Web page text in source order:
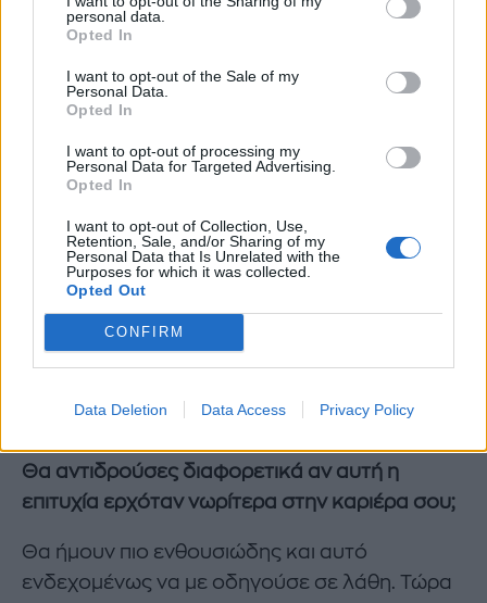
personal data.
Opted In
I want to opt-out of the Sale of my
Personal Data.
Opted In
I want to opt-out of processing my
Personal Data for Targeted Advertising.
Opted In
I want to opt-out of Collection, Use,
Retention, Sale, and/or Sharing of my
Personal Data that Is Unrelated with the
Purposes for which it was collected.
Opted Out
CONFIRM
Data Deletion Data Access Privacy Policy
Με τον οποίο γίνατε εξαιρετικοί TikTokers.
Είναι λιγοστά τα video που ανεβάσαμε, γιατί
υπήρξαν και πολλά άλλα από αυτά που
κάναμε στα παρασκήνια που δεν προλάβαμε
να τα γυρίσουμε. Ο Λαέρτης ήταν εξαιρετικός
καθένα τους πήρα και κάτι σημαντικό. Ήταν
μία πολύ ωραία επαγγελματική συγκυρία αυτή
η σειρά, γιατί συνέβη σε μία χρονική στιγμή
στα 35 μου χρόνια που και εγώ αισθανόμουν
Θα αντιδρούσες διαφορετικά αν αυτή η
επιτυχία ερχόταν νωρίτερα στην καριέρα σου;
Θα ήμουν πιο ενθουσιώδης και αυτό
ενδεχομένως να με οδηγούσε σε λάθη. Τώρα